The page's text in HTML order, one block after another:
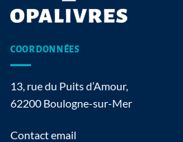
COORDONNÉES
13, rue du Puits d’Amour,
62200 Boulogne-sur-Mer
Contact email